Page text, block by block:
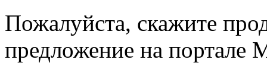
Пожалуйста, скажите
предложение на портале